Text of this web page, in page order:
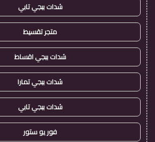
شدات ببجي تابي
متجر تقسيط
شدات ببجي اقساط
شدات ببجي تمارا
شدات ببجي تابي
فور يو ستور